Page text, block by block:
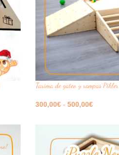
Tarima de gateo y rampas Pikler
300,00€ - 500,00€